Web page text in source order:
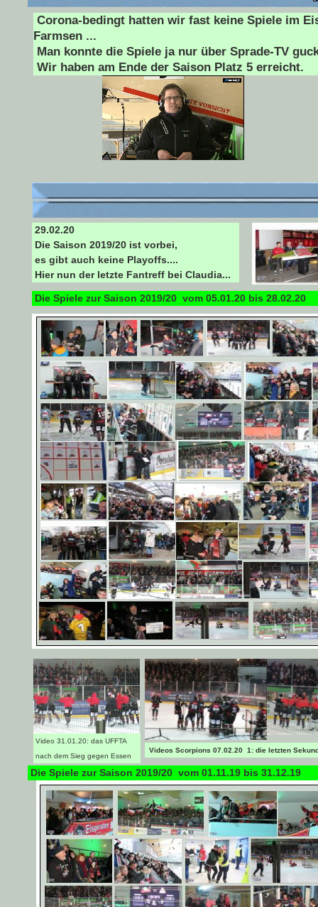
Corona-bedingt hatten wir fast keine Spiele im
Farmsen ...
Man konnte die Spiele ja nur über Sprade-TV
Wir haben am Ende der Saison Platz 5 erreicht.
29.02.20
Die Saison 2019/20 ist vorbei,
es gibt auch keine Playoffs....
Hier nun der letzte Fantreff bei Claudia...
Die Spiele zur Saison 2019/20 vom 05.01.20 bis 28.02.20
Video 31.01.20: das UFFTA
nach dem Sieg gegen Essen
Videos Scorpions 07.02.20 1: die letzten
Die Spiele zur Saison 2019/20 vom 01.11.19 bis 31.12.19